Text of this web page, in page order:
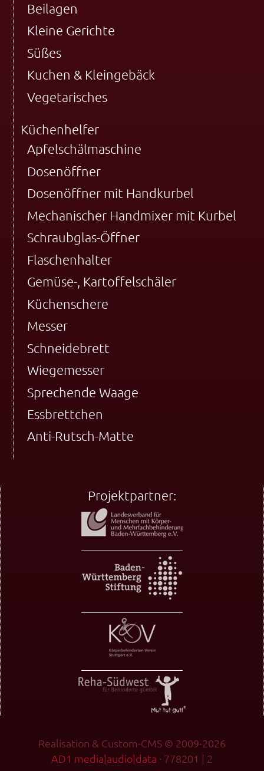
Beilagen
Kleine Gerichte
Süßes
Kuchen & Kleingebäck
Vegetarisches
Küchenhelfer
Apfelschälmaschine
Dosenöffner
Dosenöffner mit Handkurbel
Mechanischer Handmixer mit Kurbel
Schraubglas-Öffner
Flaschenhalter
Gemüse-, Kartoffelschäler
Küchenschere
Messer
Schneidebrett
Wiegemesser
Sprechende Waage
Essbrettchen
Anti-Rutsch-Matte
Projektpartner:
Realisation & Custom-CMS © 2009-2026
AD1 media|audio|data · 778201 | 2